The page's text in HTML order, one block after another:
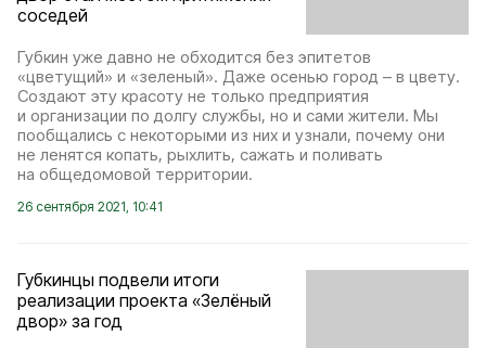
соседей
Губкин уже давно не обходится без эпитетов
«цветущий» и «зеленый». Даже осенью город – в цвету.
Создают эту красоту не только предприятия
и организации по долгу службы, но и сами жители. Мы
пообщались с некоторыми из них и узнали, почему они
не ленятся копать, рыхлить, сажать и поливать
на общедомовой территории.
26 сентября 2021, 10:41
Губкинцы подвели итоги
реализации проекта «Зелёный
двор» за год